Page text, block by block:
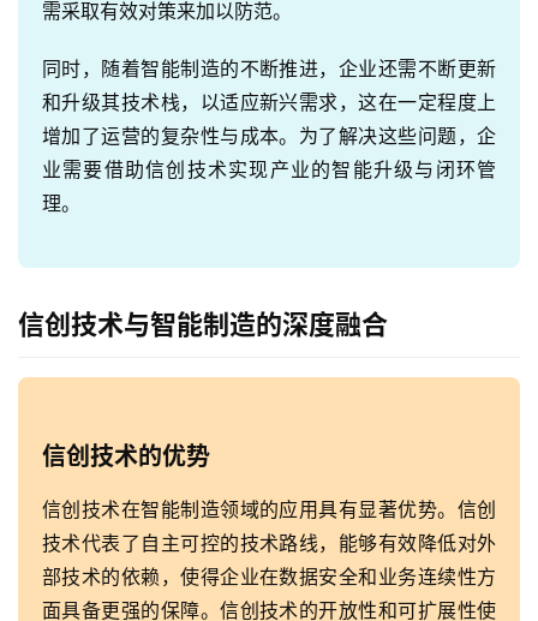
需采取有效对策来加以防范。
同时，随着智能制造的不断推进，企业还需不断更新
和升级其技术栈，以适应新兴需求，这在一定程度上
增加了运营的复杂性与成本。为了解决这些问题，企
业需要借助信创技术实现产业的智能升级与闭环管
理。
信创技术与智能制造的深度融合
信创技术的优势
信创技术在智能制造领域的应用具有显著优势。信创
技术代表了自主可控的技术路线，能够有效降低对外
部技术的依赖，使得企业在数据安全和业务连续性方
面具备更强的保障。信创技术的开放性和可扩展性使